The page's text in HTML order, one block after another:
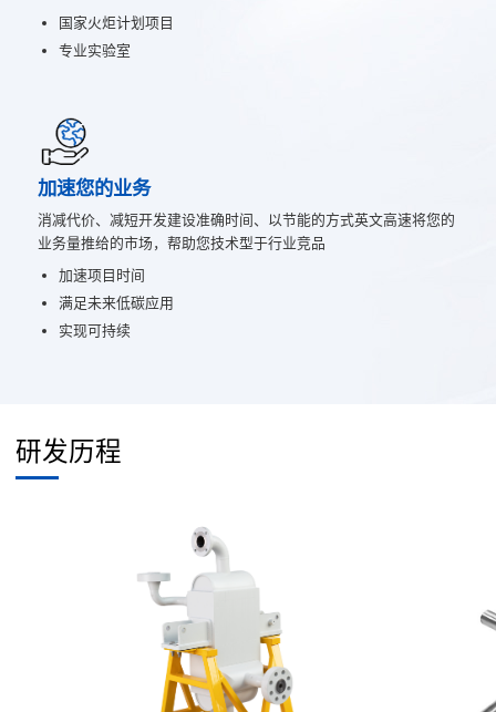
国家火炬计划项目
专业实验室
加速您的业务
消减代价、减短开发建设准确时间、以节能的方式英文高速将您的
业务量推给的市场，帮助您技术型于行业竞品
加速项目时间
满足未来低碳应用
实现可持续
研发历程